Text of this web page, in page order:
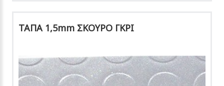
ΤΑΠΑ 1,5mm ΣΚΟΥΡΟ ΓΚΡΙ